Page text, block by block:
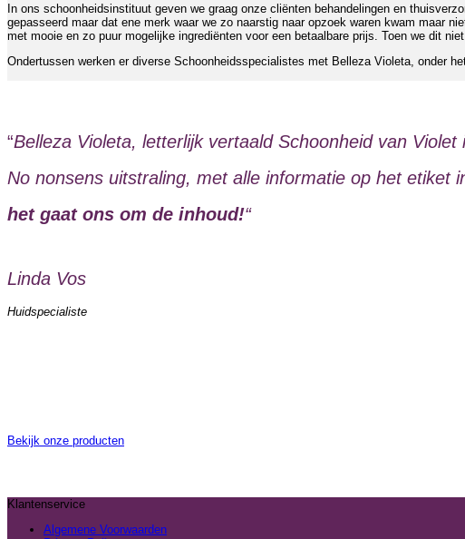
In ons schoonheidsinstituut geven we graag onze cliënten behandelingen en
gepasseerd maar dat ene merk waar we zo naarstig naar opzoek waren kwam maar
met mooie en zo puur mogelijke ingrediënten voor een betaalbare prijs. Toen we dit
Ondertussen werken er diverse Schoonheidsspecialistes met Belleza Violeta, onder
“Belleza Violeta, letterlijk vertaald Schoonheid van
No nonsens uitstraling, met alle informatie op het etiket
het gaat ons om de inhoud!“
Linda Vos
Huidspecialiste
Bekijk onze producten
Klantenservice
Algemene Voorwaarden